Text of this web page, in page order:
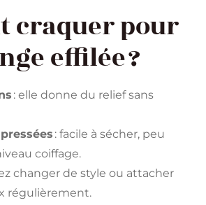
craquer pour
effilée ?
: elle donne du relief sans
: facile à sécher, peu
coiffage.
changer de style ou attacher
régulièrement.